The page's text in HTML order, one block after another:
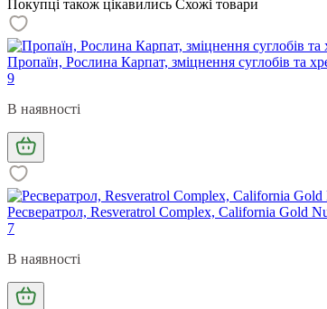
Покупці також цікавились Схожі товари
Пропаїн, Рослина Карпат, зміцнення суглобів та
9
В наявності
Ресвератрол, Resveratrol Complex, California Gold
7
В наявності